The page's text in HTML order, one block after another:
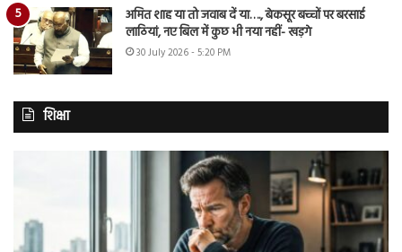
अमित शाह या तो जवाब दें या…., बेकसूर बच्चों पर बरसाई
लाठियां, नए बिल में कुछ भी नया नहीं- खड़गे
30 July 2026 - 5:20 PM
शिक्षा